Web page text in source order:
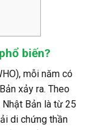
biến?
mỗi năm có
xảy ra. Theo
Bản là từ 25
di chứng thần